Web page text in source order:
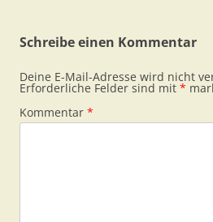
Schreibe einen Kommentar
Deine E-Mail-Adresse wird nicht
Erforderliche Felder sind mit *
Kommentar *